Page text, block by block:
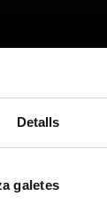
Detalls
galetes